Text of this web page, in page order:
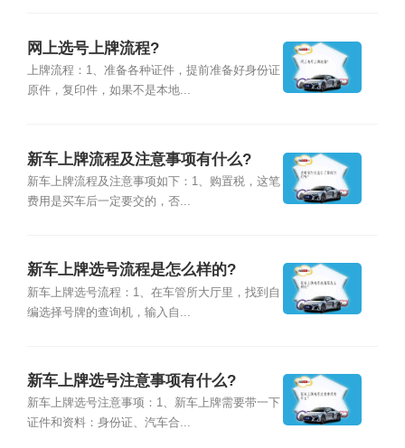
网上选号上牌流程?
上牌流程：1、准备各种证件，提前准备好身份证
原件，复印件，如果不是本地...
新车上牌流程及注意事项有什么?
新车上牌流程及注意事项如下：1、购置税，这笔
费用是买车后一定要交的，否...
新车上牌选号流程是怎么样的?
新车上牌选号流程：1、在车管所大厅里，找到自
编选择号牌的查询机，输入自...
新车上牌选号注意事项有什么?
新车上牌选号注意事项：1、新车上牌需要带一下
证件和资料：身份证、汽车合...